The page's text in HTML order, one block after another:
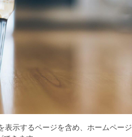
表示するページを含め、ホームページ